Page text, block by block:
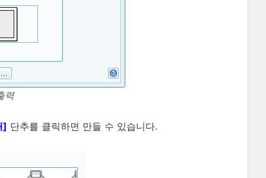
력
] 단추를 클릭하면 만들 수 있습니다.